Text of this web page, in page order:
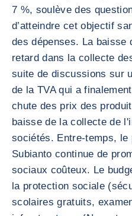
7 %, soulève des
d’atteindre cet objectif
des dépenses. La baisse
retard dans la collecte
suite de discussions sur
de la TVA qui a
chute des prix des
baisse de la collecte de
sociétés. Entre-temps, le
Subianto continue de
sociaux coûteux. Le
la protection sociale
scolaires gratuits,